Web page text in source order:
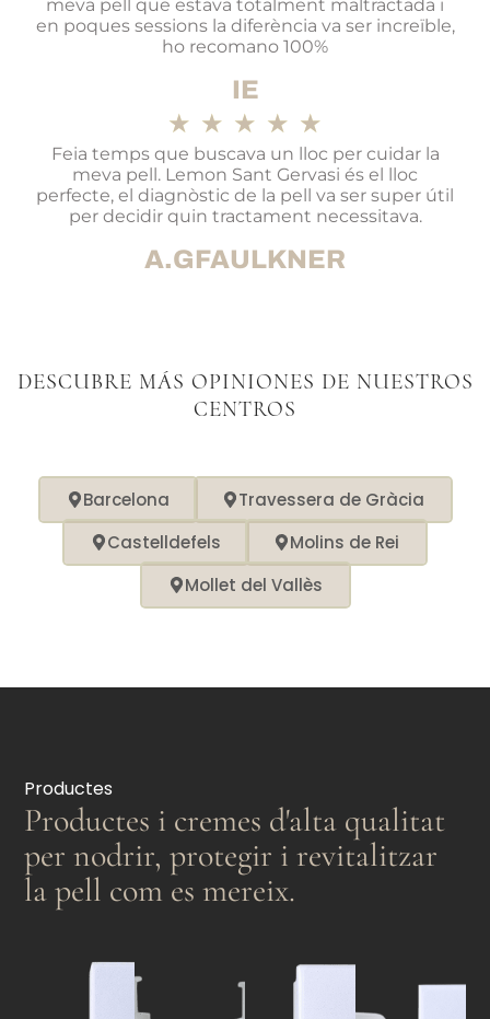
meva pell que estava totalment maltractada i
en poques sessions la diferència va ser increïble,
ho recomano 100%
IE
★ ★ ★ ★ ★
Feia temps que buscava un lloc per cuidar la
meva pell. Lemon Sant Gervasi és el lloc
perfecte, el diagnòstic de la pell va ser super útil
per decidir quin tractament necessitava.
A.GFAULKNER
DESCUBRE MÁS OPINIONES DE NUESTROS
CENTROS
Barcelona
Travessera de Gràcia
Castelldefels
Molins de Rei
Mollet del Vallès
Productes
Productes i cremes d'alta qualitat
per nodrir, protegir i revitalitzar
la pell com es mereix.